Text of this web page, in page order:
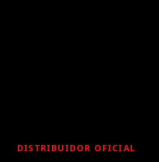
DISTRIBUIDOR OFICIAL